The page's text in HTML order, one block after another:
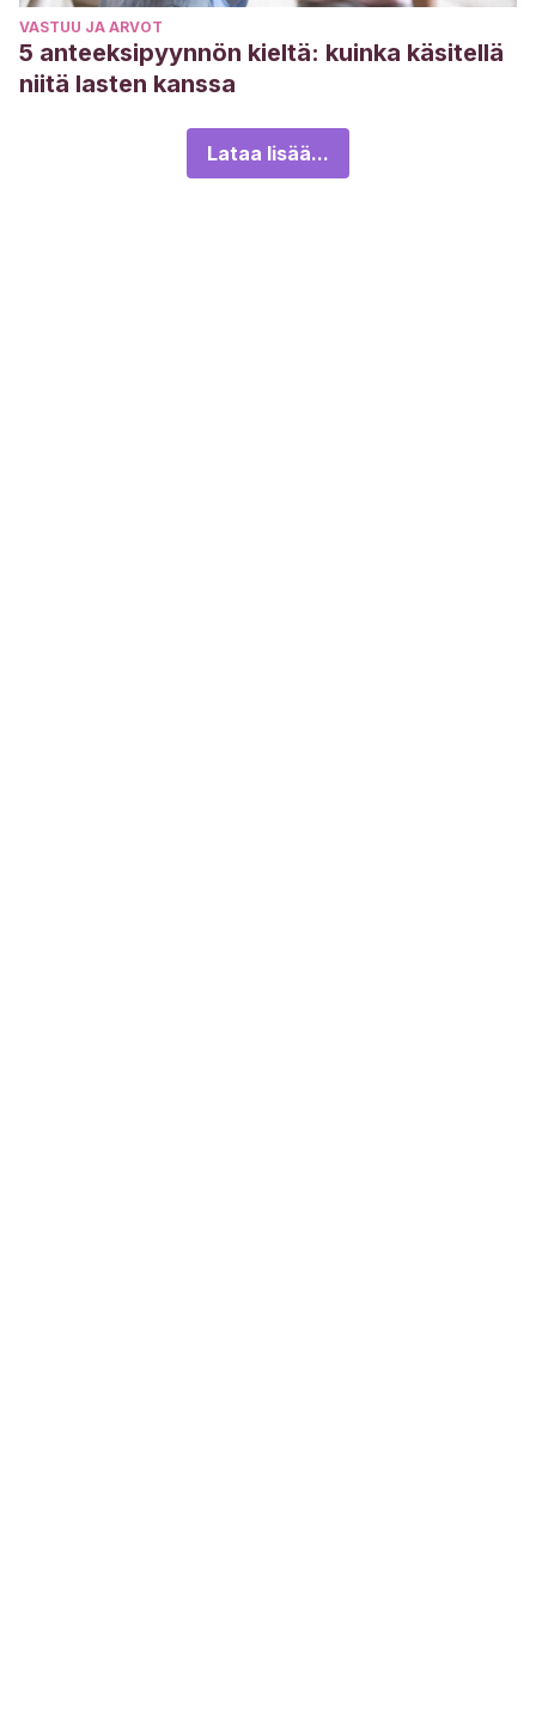
VASTUU JA ARVOT
5 anteeksipyynnön kieltä: kuinka käsitellä
niitä lasten kanssa
Lataa lisää...